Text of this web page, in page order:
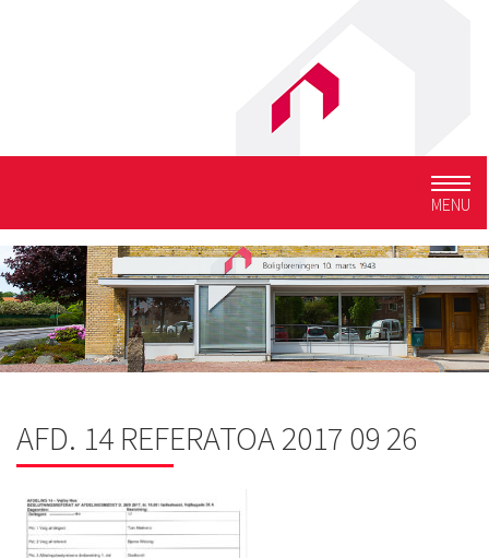
MENU
AFD. 14 REFERATOA 2017 09 26